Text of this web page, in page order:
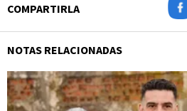
COMPARTIRLA
NOTAS RELACIONADAS